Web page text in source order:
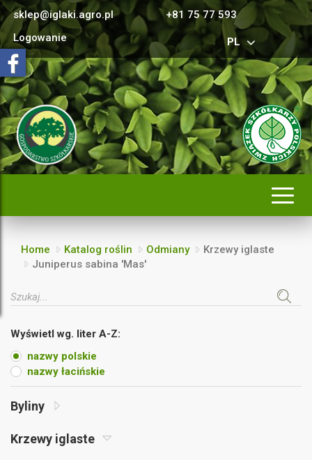
sklep@iglaki.agro.pl
+81 75 77 593
Logowanie
PL
Home Katalog roślin Odmiany
Krzewy iglaste
Juniperus sabina 'Mas'
Wyświetl wg. liter A-Z:
nazwy polskie
nazwy łacińskie
Byliny
Krzewy iglaste